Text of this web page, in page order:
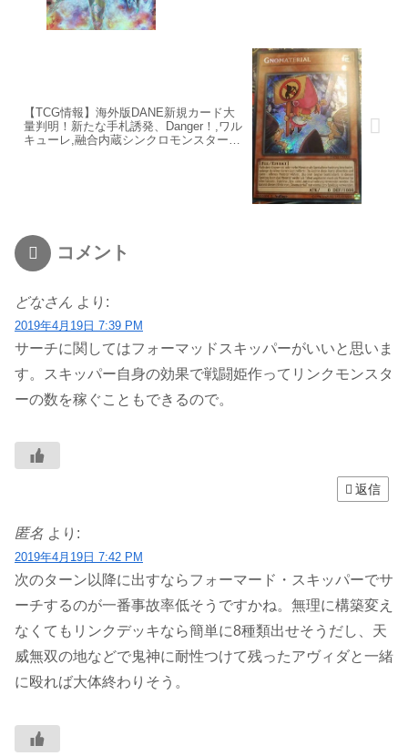
【TCG情報】海外版DANE新規カード大
量判明！新たな手札誘発、Danger！,ワル
キューレ,融合内蔵シンクロモンスター
コメント
どなさん より:
2019年4月19日 7:39 PM
サーチに関してはフォーマッドスキッパーがいいと思いま
す。スキッパー自身の効果で戦闘姫作ってリンクモンスタ
ーの数を稼ぐこともできるので。
返信
匿名 より:
2019年4月19日 7:42 PM
次のターン以降に出すならフォーマード・スキッパーでサ
ーチするのが一番事故率低そうですかね。無理に構築変え
なくてもリンクデッキなら簡単に8種類出せそうだし、天
威無双の地などで鬼神に耐性つけて残ったアヴィダと一緒
に殴れば大体終わりそう。